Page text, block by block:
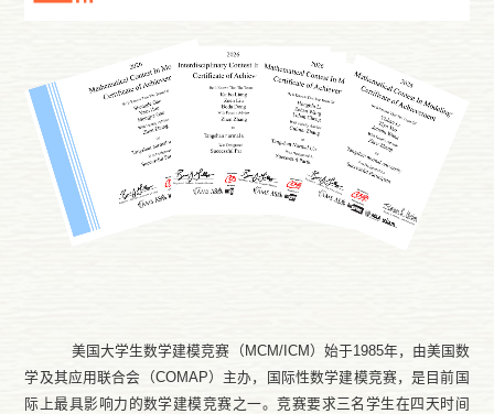
美国大学生数学建模竞赛（ MCM/ICM）始于1985年，由美国数
学及其应用联合会（COMAP）主办，国际性数学建模竞赛，是目前国
际上最具影响力的数学建模竞赛之一。竞赛要求三名学生在四天时间